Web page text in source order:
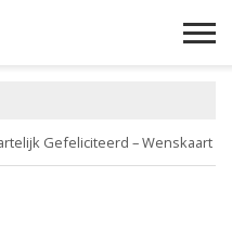
Gefeliciteerd – Wenskaart